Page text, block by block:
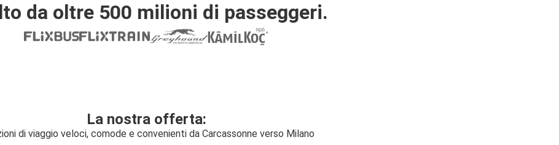
da oltre 500 milioni di passeggeri.
La nostra offerta:
di viaggio veloci, comode e convenienti da Carcassonne verso Milano